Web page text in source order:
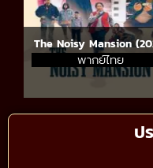
ป
The Noisy Mansion
พากย์ไทย